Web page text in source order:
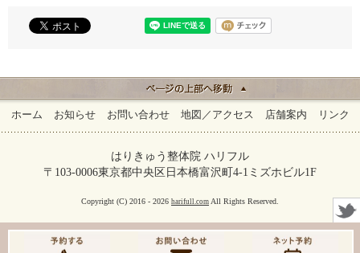
ホーム お知らせ お問い合わせ 地図／アクセス 店舗案内 リンク
はりきゅう整体院 ハリフル
〒103-0006東京都中央区日本橋富沢町4-1ミズホビル1F
Copyright (C) 2016 - 2026 harifull.com All Rights Reserved.